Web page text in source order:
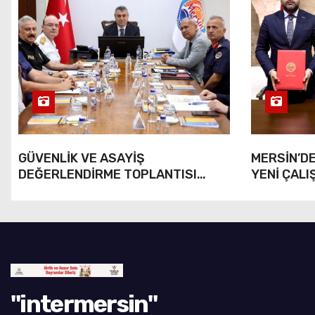
GÜVENLİK VE ASAYİŞ
DEĞERLENDİRME TOPLANTISI
YENİ
"intermersin"